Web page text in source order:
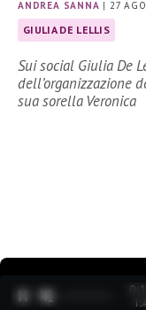
ANDREA SANNA |27
GIULIA DE LELLIS
Sui social Giulia De
dell’organizzazione
sua sorella Veronica